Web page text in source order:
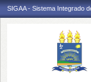
SIGAA - Sistema Integrado